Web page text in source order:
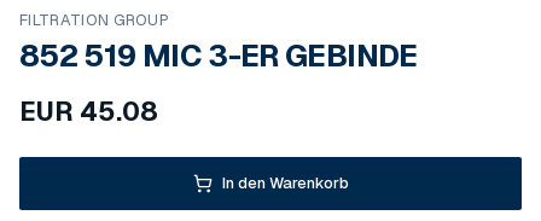
FILTRATION GROUP
852 519 MIC 3-ER GEBINDE
EUR 45.08
In den Warenkorb